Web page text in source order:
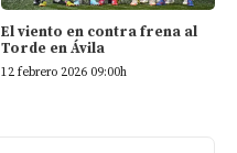
El viento en contra frena al
Torde en Ávila
12 febrero 2026 09:00h